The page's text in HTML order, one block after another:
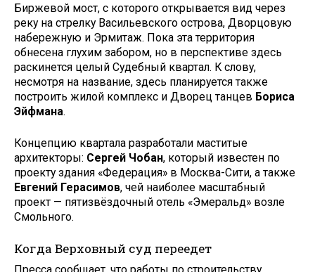
Биржевой мост, с которого открывается вид через
реку на стрелку Васильевского острова, Дворцовую
набережную и Эрмитаж. Пока эта территория
обнесена глухим забором, но в перспективе здесь
раскинется целый Судебный квартал. К слову,
несмотря на название, здесь планируется также
построить жилой комплекс и Дворец танцев Бориса
Эйфмана.
Концепцию квартала разработали маститые
архитекторы: Сергей Чобан, который известен по
проекту здания «Федерация» в Москва-Сити, а также
Евгений Герасимов, чей наиболее масштабный
проект — пятизвёздочный отель «Эмеральд» возле
Смольного.
Когда Верховный суд переедет